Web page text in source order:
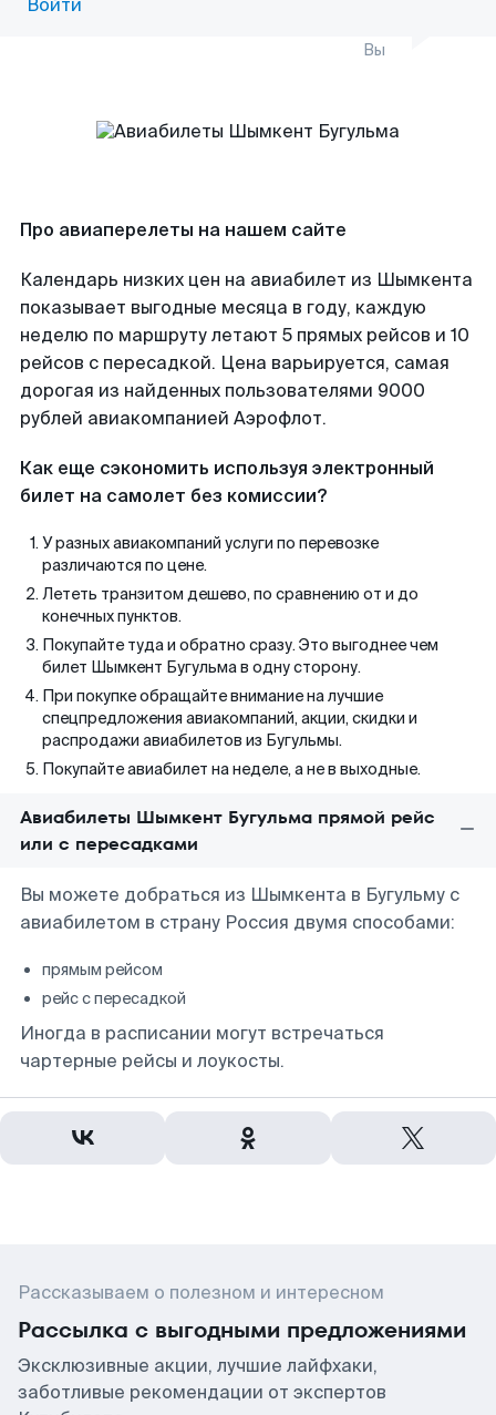
Войти
Вы
Про авиаперелеты на нашем сайте
Календарь низких цен на авиабилет из Шымкента
показывает выгодные месяца в году, каждую
неделю по маршруту летают 5 прямых рейсов и 10
рейсов с пересадкой. Цена варьируется, самая
дорогая из найденных пользователями 9000
рублей авиакомпанией Аэрофлот.
Как еще сэкономить используя электронный
билет на самолет без комиссии?
У разных авиакомпаний услуги по перевозке
различаются по цене.
Лететь транзитом дешево, по сравнению от и до
конечных пунктов.
Покупайте туда и обратно сразу. Это выгоднее чем
билет Шымкент Бугульма в одну сторону.
При покупке обращайте внимание на лучшие
спецпредложения авиакомпаний, акции, скидки и
распродажи авиабилетов из Бугульмы.
Покупайте авиабилет на неделе, а не в выходные.
Авиабилеты Шымкент Бугульма прямой рейс
или с пересадками
Вы можете добраться из Шымкента в Бугульму с
авиабилетом в страну Россия двумя способами:
прямым рейсом
рейс с пересадкой
Иногда в расписании могут встречаться
чартерные рейсы и лоукосты.
Рассказываем о полезном и интересном
Рассылка с выгодными предложениями
Эксклюзивные акции, лучшие лайфхаки,
заботливые рекомендации от экспертов